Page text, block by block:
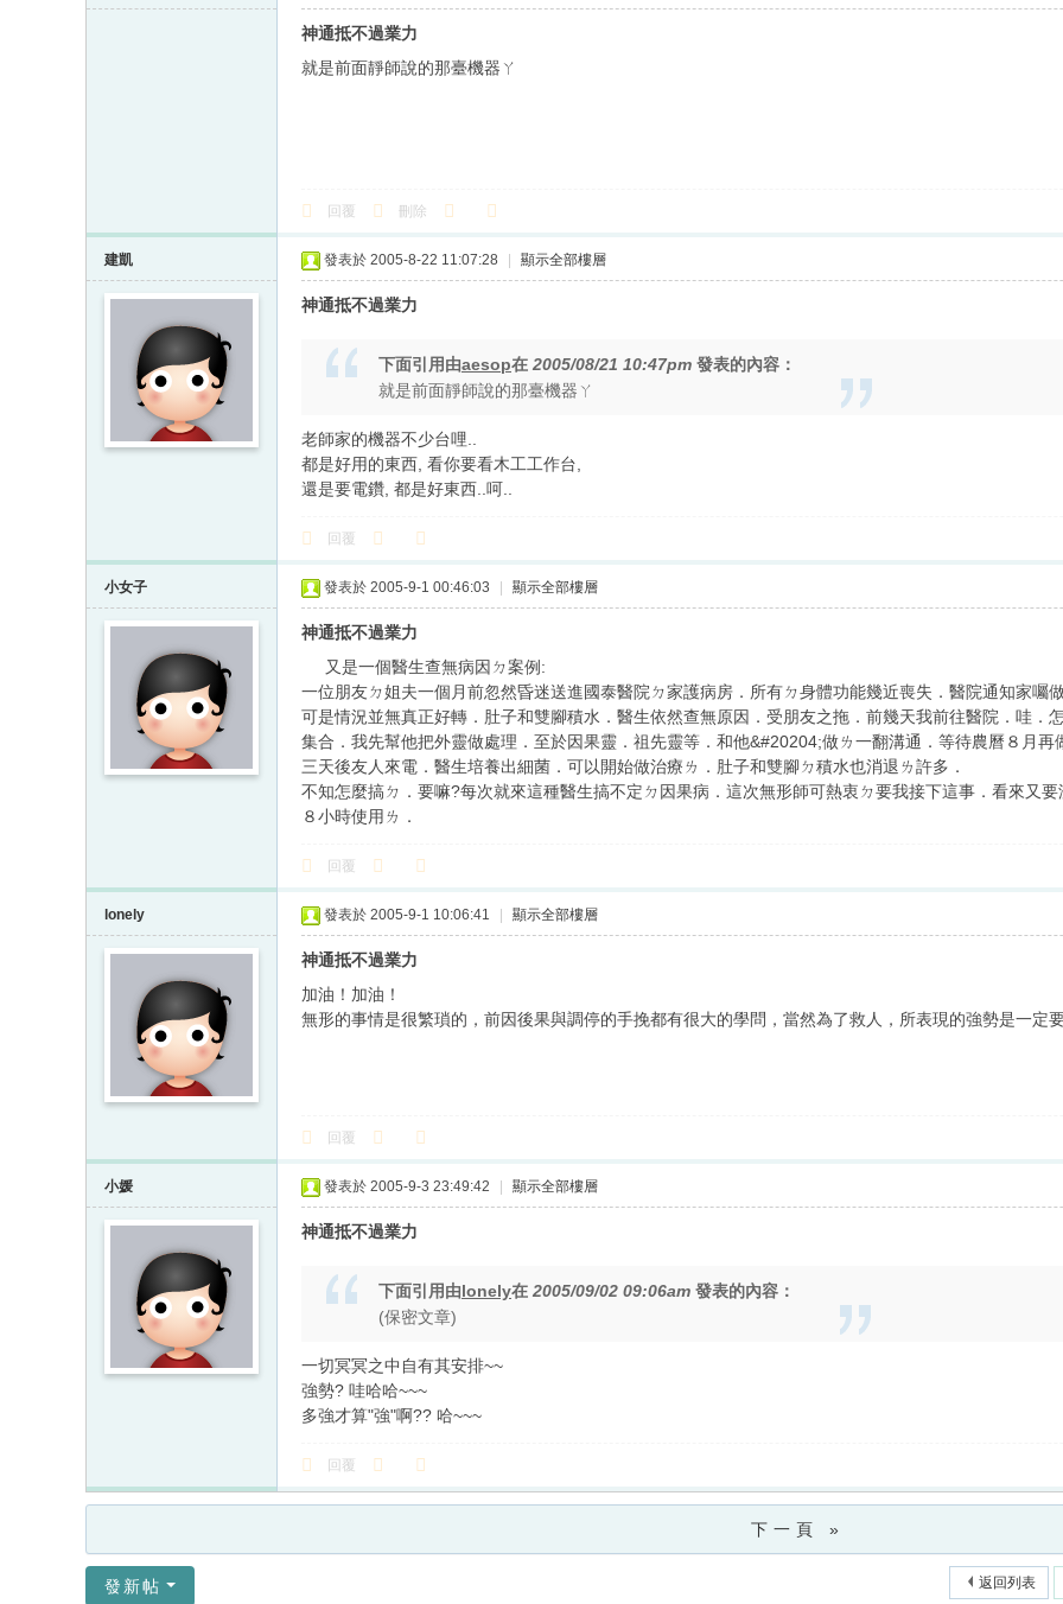
神通抵不過業力
就是前面靜師說的那臺機器ㄚ
回覆 刪除
建凱 發表於 2005-8-22 11:07:28 顯示全部樓層
神通抵不過業力
下面引用由aesop在 2005/08/21 10:47pm 發表的內容：
就是前面靜師說的那臺機器ㄚ
老師家的機器不少台哩..
都是好用的東西, 看你要看木工工作台,
還是要電鑽, 都是好東西..呵..
回覆
小女子 發表於 2005-9-1 00:46:03 顯示全部樓層
神通抵不過業力
又是一個醫生查無病因ㄉ案例:
一位朋友ㄉ姐夫一個月前忽然昏迷送進國泰醫院ㄉ家護病房．所有ㄉ身體功能幾近喪失．醫院通知家囑
可是情況並無真正好轉．肚子和雙腳積水．醫生依然查無原因．受朋友之拖．前幾天我前往醫院．哇．
集合．我先幫他把外靈做處理．至於因果靈．祖先靈等．和他&#20204;做ㄌ一翻溝通．等待農曆８月再
三天後友人來電．醫生培養出細菌．可以開始做治療ㄌ．肚子和雙腳ㄉ積水也消退ㄌ許多．
不知怎麼搞ㄉ．要嘛?每次就來這種醫生搞不定ㄉ因果病．這次無形師可熱衷ㄉ要我接下這事．看來又
８小時使用ㄌ．
回覆
lonely 發表於 2005-9-1 10:06:41 顯示全部樓層
神通抵不過業力
加油！加油！
無形的事情是很繁瑣的，前因後果與調停的手挽都有很大的學問，當然為了救人，所表現的強勢是一定
回覆
小媛 發表於 2005-9-3 23:49:42 顯示全部樓層
神通抵不過業力
下面引用由lonely在 2005/09/02 09:06am 發表的內容：
(保密文章)
一切冥冥之中自有其安排~~
強勢? 哇哈哈~~~
多強才算"強"啊?? 哈~~~
回覆
下一頁 »
返回列表
發新帖